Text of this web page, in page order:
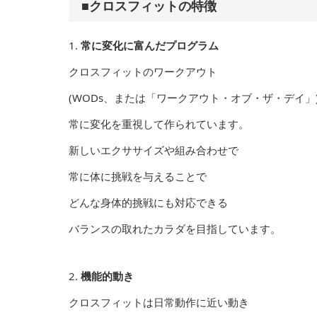
■クロスフィットの特徴
1. 常に変化に富んだプログラム
クロスフィットのワークアウト
(WODs、または「ワークアウト・オブ・ザ・デイ
常に変化を重視して作られています。
新しいエクササイズや組み合わせで
常に体に挑戦を与えることで
どんな身体的挑戦にも対応できる
バランスの取れたカラダを目指しています。
2. 機能的動き
クロスフィットは日常動作に近い動き